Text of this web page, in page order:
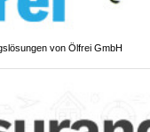
von Ölfrei GmbH